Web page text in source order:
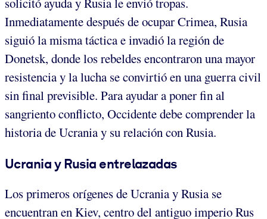
Inmediatamente después de ocupar Crimea, Rusia
siguió la misma táctica e invadió la región de
Donetsk, donde los rebeldes encontraron una mayor
resistencia y la lucha se convirtió en una guerra civil
sin final previsible. Para ayudar a poner fin al
sangriento conflicto, Occidente debe comprender la
historia de Ucrania y su relación con Rusia.
Ucrania y Rusia entrelazadas
Los primeros orígenes de Ucrania y Rusia se
encuentran en Kiev, centro del antiguo imperio Rus